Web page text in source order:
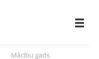
Mācību gads